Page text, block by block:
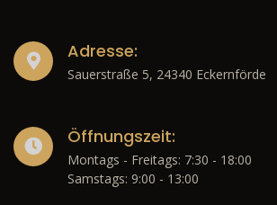
Adresse:
Sauerstraße 5, 24340 Eckernförde
Öffnungszeit:
Montags - Freitags: 7:30 - 18:00
Samstags: 9:00 - 13:00